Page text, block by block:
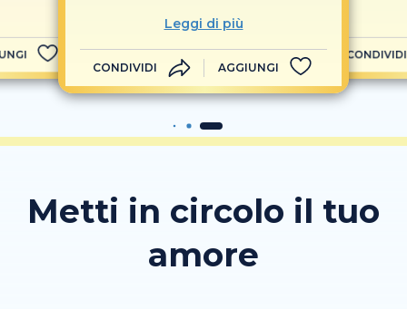
Leggi di più
CONDIVIDI AGGIUNGI
CONDIVIDI
Metti in circolo il tuo
amore